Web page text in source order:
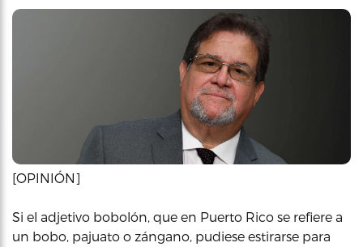
[OPINIÓN]
Si el adjetivo bobolón, que en Puerto Rico se refiere a
un bobo, pajuato o zángano, pudiese estirarse para